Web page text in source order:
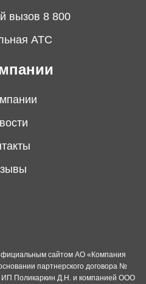
вызов 8 800
АТС
сайтом АО «Компания
партнерского договора №
Поликаркин Д.Н. и компанией ООО